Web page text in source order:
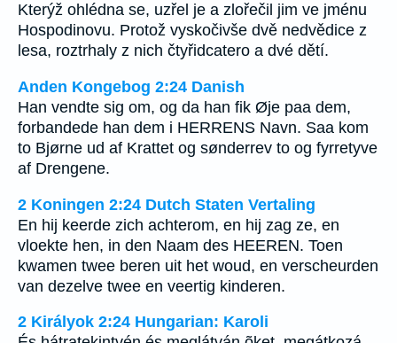
Kterýž ohlédna se, uzřel je a zlořečil jim ve jménu
Hospodinovu. Protož vyskočivše dvě nedvědice z
lesa, roztrhaly z nich čtyřidcatero a dvé dětí.
Anden Kongebog 2:24 Danish
Han vendte sig om, og da han fik Øje paa dem,
forbandede han dem i HERRENS Navn. Saa kom
to Bjørne ud af Krattet og sønderrev to og fyrretyve
af Drengene.
2 Koningen 2:24 Dutch Staten Vertaling
En hij keerde zich achterom, en hij zag ze, en
vloekte hen, in den Naam des HEEREN. Toen
kwamen twee beren uit het woud, en verscheurden
van dezelve twee en veertig kinderen.
2 Királyok 2:24 Hungarian: Karoli